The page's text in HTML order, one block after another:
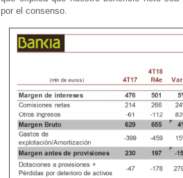
por el consenso.